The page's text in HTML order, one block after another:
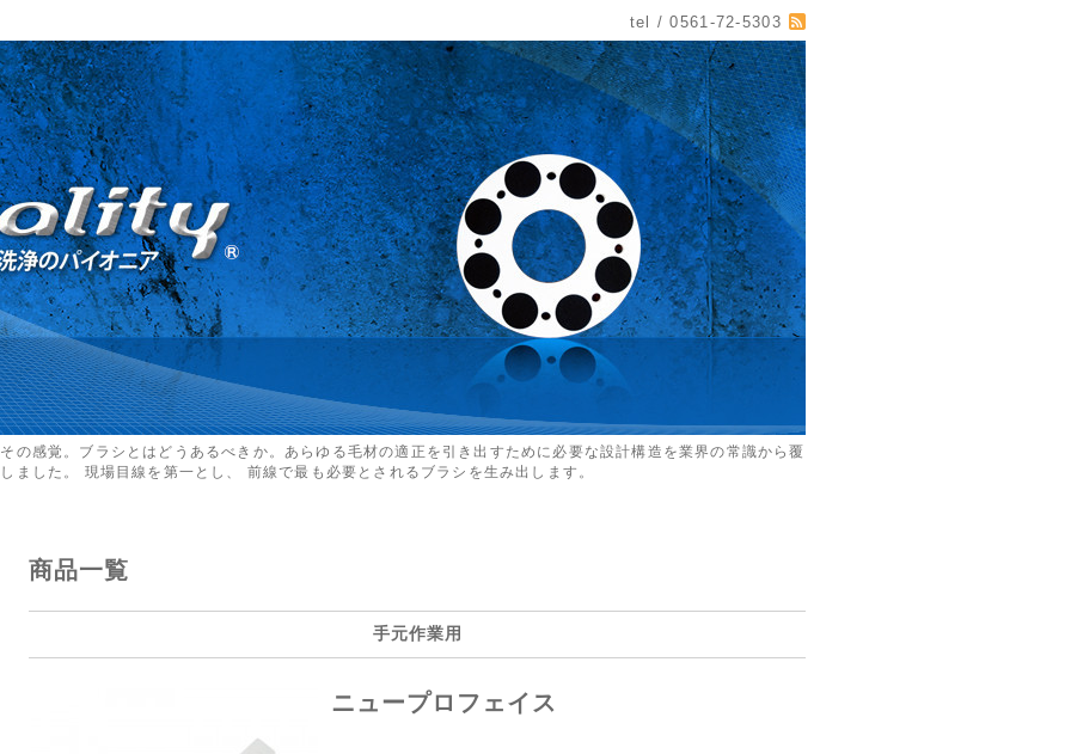
tel / 0561-72-5303
の感覚。ブラシとはどうあるべきか。あらゆる毛材の適正を引き出すために必要な設計構造を業界の常識から覆
ました。 現場目線を第一とし、 前線で最も必要とされるブラシを生み出します。
商品一覧
手元作業用
ニュープロフェイス